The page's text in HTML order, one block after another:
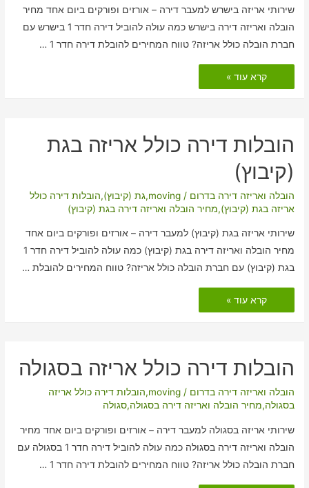
שירותי אריזה בישרש למעבר דירה – אורזים ופורקים ביום אחד מחיר
הובלה ואריזה דירה בישרש כמה עולה להוביל דירה חדר 1 בישרש עם
חברת הובלה כולל אריזה? טווח המחירים להובלת דירה חדר 1 …
דירה
כולל
קרא עוד »
הובלות דירה כולל אריזה בגת
(קיבוץ)
הובלה ואריזה דירה בדרום /
moving
,גת (קיבוץ),הובלות דירה כולל
אריזה בגת (קיבוץ),מחיר הובלה ואריזה דירה בגת (קיבוץ)
שירותי אריזה בגת (קיבוץ) למעבר דירה – אורזים ופורקים ביום אחד
מחיר הובלה ואריזה דירה בגת (קיבוץ) כמה עולה להוביל דירה חדר 1
בגת (קיבוץ) עם חברת הובלה כולל אריזה? טווח המחירים להובלת …
הובלות
דירה
כולל
קרא עוד »
הובלות דירה כולל אריזה בסגולה
הובלה ואריזה דירה בדרום /
moving
,הובלות דירה כולל אריזה
בסגולה,מחיר הובלה ואריזה דירה בסגולה,סגולה
שירותי אריזה בסגולה למעבר דירה – אורזים ופורקים ביום אחד מחיר
הובלה ואריזה דירה בסגולה כמה עולה להוביל דירה חדר 1 בסגולה עם
חברת הובלה כולל אריזה? טווח המחירים להובלת דירה חדר 1 …